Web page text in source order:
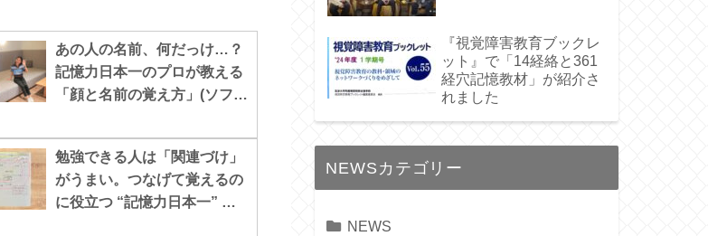
あの人の名前、何だっけ…？
記憶力日本一のプロが教える
「顔と名前の覚え方」(ソフト
勉強できる人は「関連づけ」
がうまい。つなげて覚えるの
に役立つ “記憶力日本一” 直
『視覚障害教育ブックレ
ット』で「14経絡と361
経穴記憶教材」が紹介さ
れました
NEWSカテゴリー
NEWS